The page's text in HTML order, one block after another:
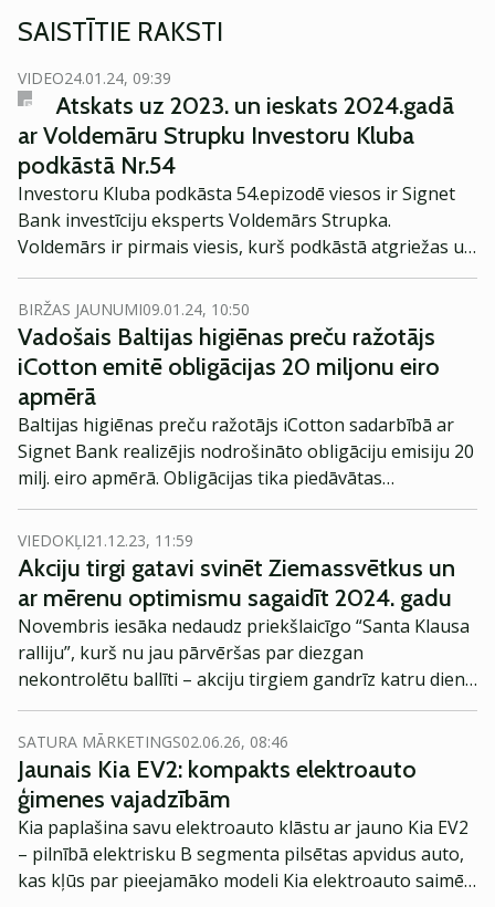
SAISTĪTIE RAKSTI
VIDEO24.01.24, 09:39
Atskats uz 2023. un ieskats 2024.gadā
ar Voldemāru Strupku Investoru Kluba
podkāstā Nr.54
Investoru Kluba podkāsta 54.epizodē viesos ir Signet
Bank investīciju eksperts Voldemārs Strupka.
Voldemārs ir pirmais viesis, kurš podkāstā atgriežas uz
trešo epizodi.
BIRŽAS JAUNUMI09.01.24, 10:50
Vadošais Baltijas higiēnas preču ražotājs
iCotton emitē obligācijas 20 miljonu eiro
apmērā
Baltijas higiēnas preču ražotājs iCotton sadarbībā ar
Signet Bank realizējis nodrošināto obligāciju emisiju 20
milj. eiro apmērā. Obligācijas tika piedāvātas
investoriem slēgta piedāvājuma veidā un tās tuvākajā
laikā plānots iekļaut Nasdaq Riga First North
alternatīvajā tirgū.
VIEDOKĻI21.12.23, 11:59
Akciju tirgi gatavi svinēt Ziemassvētkus un
ar mērenu optimismu sagaidīt 2024. gadu
Novembris iesāka nedaudz priekšlaicīgo “Santa Klausa
ralliju”, kurš nu jau pārvēršas par diezgan
nekontrolētu ballīti – akciju tirgiem gandrīz katru dienu
noslēdzot “zaļajā krāsā”, viedokļrakstā pārdomās dalās
Voldemārs Strupka, Signet Bank investīciju eksperts.
SATURA MĀRKETINGS02.06.26, 08:46
Jaunais Kia EV2: kompakts elektroauto
ģimenes vajadzībām
Kia paplašina savu elektroauto klāstu ar jauno Kia EV2
– pilnībā elektrisku B segmenta pilsētas apvidus auto,
kas kļūs par pieejamāko modeli Kia elektroauto saimē